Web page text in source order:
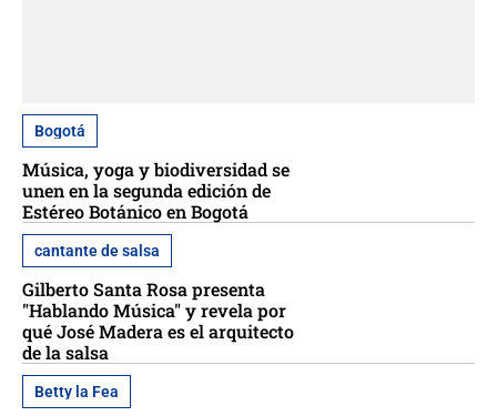
Bogotá
Música, yoga y biodiversidad se
unen en la segunda edición de
Estéreo Botánico en Bogotá
cantante de salsa
Gilberto Santa Rosa presenta
"Hablando Música" y revela por
qué José Madera es el arquitecto
de la salsa
Betty la Fea